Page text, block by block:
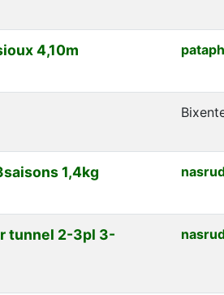
4,10m
1,4kg
tunnel 2-3pl 3-